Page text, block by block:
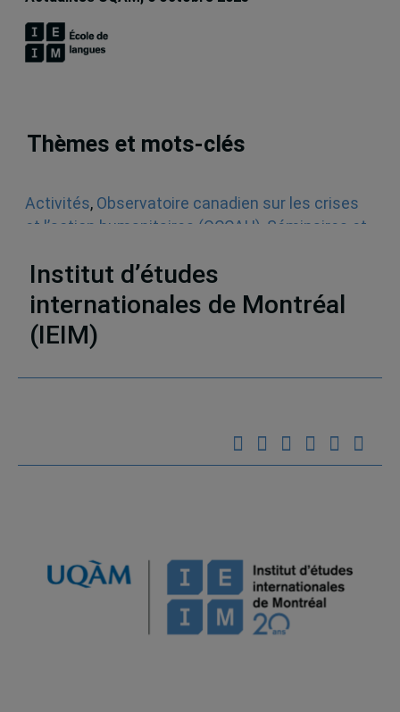
Thèmes et mots-clés
Activités, Observatoire canadien sur les crises
et l’action humanitaires (OCCAH) Séminaires et
Institut d’études
internationales de Montréal
(IEIM)